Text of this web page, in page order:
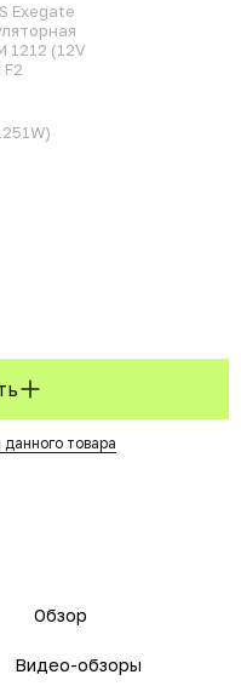
Exegate
1212 (12V
товара
Обзор
Видео-обзоры